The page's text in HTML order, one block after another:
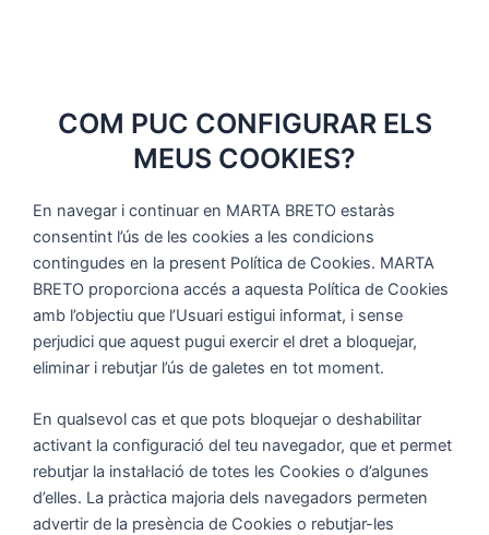
COM PUC CONFIGURAR ELS
MEUS COOKIES?
En navegar i continuar en MARTA BRETO estaràs
consentint l’ús de les cookies a les condicions
contingudes en la present Política de Cookies. MARTA
BRETO proporciona accés a aquesta Política de Cookies
amb l’objectiu que l’Usuari estigui informat, i sense
perjudici que aquest pugui exercir el dret a bloquejar,
eliminar i rebutjar l’ús de galetes en tot moment.
En qualsevol cas et que pots bloquejar o deshabilitar
activant la configuració del teu navegador, que et permet
rebutjar la instal·lació de totes les Cookies o d’algunes
d’elles. La pràctica majoria dels navegadors permeten
advertir de la presència de Cookies o rebutjar-les